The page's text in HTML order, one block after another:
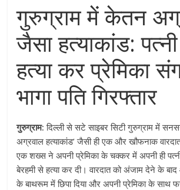
गुरुग्राम में केतन
जैसा हत्याकांड:
हत्या कर प्रेमिका
भागा पति गिरफ्तार
गुरुग्राम: दिल्ली से सटे साइबर सिटी गुरुग्राम में
अग्रवाल हत्याकांड’ जैसी ही एक और खौफनाक
एक शख्स ने अपनी प्रेमिका के चक्कर में अपनी ही
बेरहमी से हत्या कर दी। वारदात को अंजाम देने के
के बाथरूम में छिपा दिया और अपनी प्रेमिका के साथ